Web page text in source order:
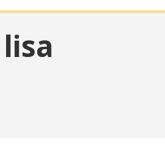
lisa